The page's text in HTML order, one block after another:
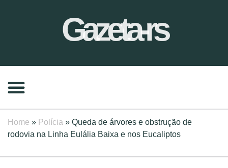
Gazeta-rs
Home » Polícia » Queda de árvores e obstrução de
rodovia na Linha Eulália Baixa e nos Eucaliptos